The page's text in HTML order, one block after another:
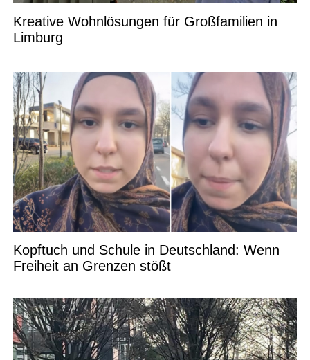
Kreative Wohnlösungen für Großfamilien in
Limburg
Kopftuch und Schule in Deutschland: Wenn
Freiheit an Grenzen stößt